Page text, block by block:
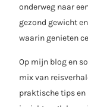
onderweg naar
gezond gewicht
waarin genieten
Op mijn blog en
mix van
praktische tips